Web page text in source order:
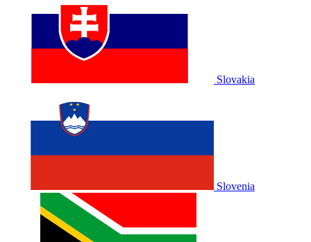
Slovakia
Slovenia